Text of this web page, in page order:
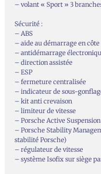
– volant « Sport » 3
Sécurité :
– ABS
– aide au démarrage en côte
– antidémarrage
– direction assistée
– ESP
– fermeture centralisée
– indicateur de sous-
– kit anti crevaison
– limiteur de vitesse
– Porsche Active
– Porsche Stability
stabilité Porsche)
– régulateur de vitesse
– système Isofix sur siège